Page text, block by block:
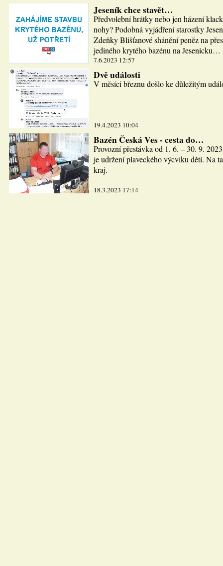
Jeseník chce stavět…
Předvolební hrátky nebo jen házení
nohy? Podobná vyjádření starostky
Zdeňky Blišťanové shánění peněz na
jediného krytého bazénu na Jesenicku…
7.6.2023 12:57
Dvě události
V měsíci březnu došlo ke důležitým
19.4.2023 10:04
Bazén Česká Ves - cesta do…
Provozní přestávka od 1. 6. – 30. 9.
je udržení plaveckého výcviku dětí. Na
kraj.
18.3.2023 17:14